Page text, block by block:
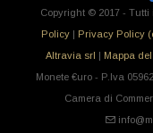
Copyright © 2017 -
Policy | Privacy Policy
Altravia srl | Mappa
Monete €uro - P.Iva
Camera di